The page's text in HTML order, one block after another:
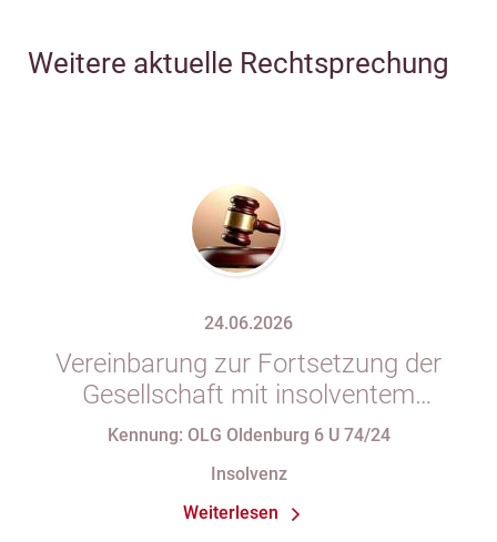
Weitere aktuelle Rechtsprechung
24.06.2026
Vereinbarung zur Fortsetzung der
Gesellschaft mit insolventem
Gesellschafter in Gesellschaftsvertrag
Kennung: OLG Oldenburg 6 U 74/24
Insolvenz
Weiterlesen